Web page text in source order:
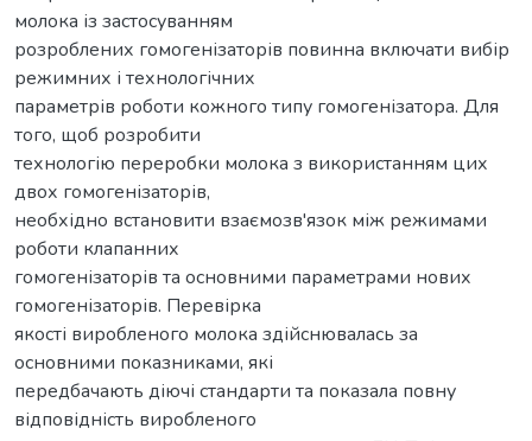
молока із застосуванням
розроблених гомогенізаторів повинна включати вибір
режимних і технологічних
параметрів роботи кожного типу гомогенізатора. Для
того, щоб розробити
технологію переробки молока з використанням цих
двох гомогенізаторів,
необхідно встановити взаємозв'язок між режимами
роботи клапанних
гомогенізаторів та основними параметрами нових
гомогенізаторів. Перевірка
якості виробленого молока здійснювалась за
основними показниками, які
передбачають діючі стандарти та показала повну
відповідність виробленого